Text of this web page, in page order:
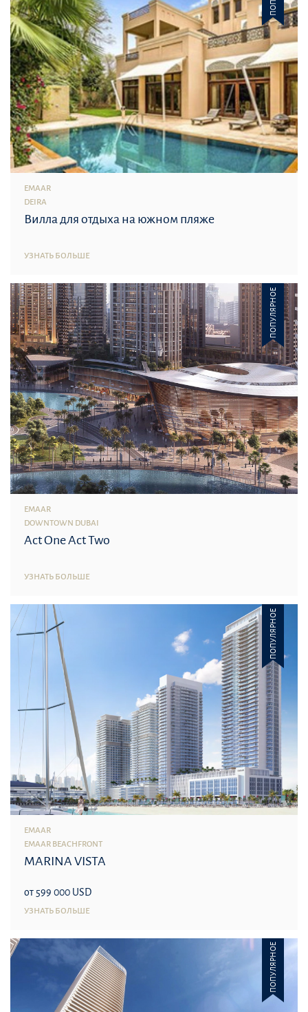
EMAAR
DEIRA
Вилла для отдыха на южном пляже
УЗНАТЬ БОЛЬШЕ
ПОПУЛЯРНОЕ
EMAAR
DOWNTOWN DUBAI
Act One Act Two
УЗНАТЬ БОЛЬШЕ
ПОПУЛЯРНОЕ
EMAAR
EMAAR BEACHFRONT
MARINA VISTA
от 599 000 USD
УЗНАТЬ БОЛЬШЕ
ПОПУЛЯРНОЕ